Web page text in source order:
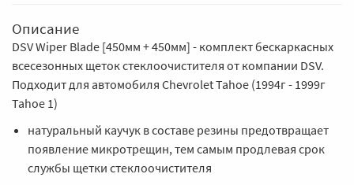
Описание
DSV Wiper Blade [450мм + 450мм] - комплект бескаркасных
всесезонных щеток стеклоочистителя от компании DSV.
Подходит для автомобиля Chevrolet Tahoe (1994г - 1999г
Tahoe 1)
натуральный каучук в составе резины предотвращает
появление микротрещин, тем самым продлевая срок
службы щетки стеклоочистителя